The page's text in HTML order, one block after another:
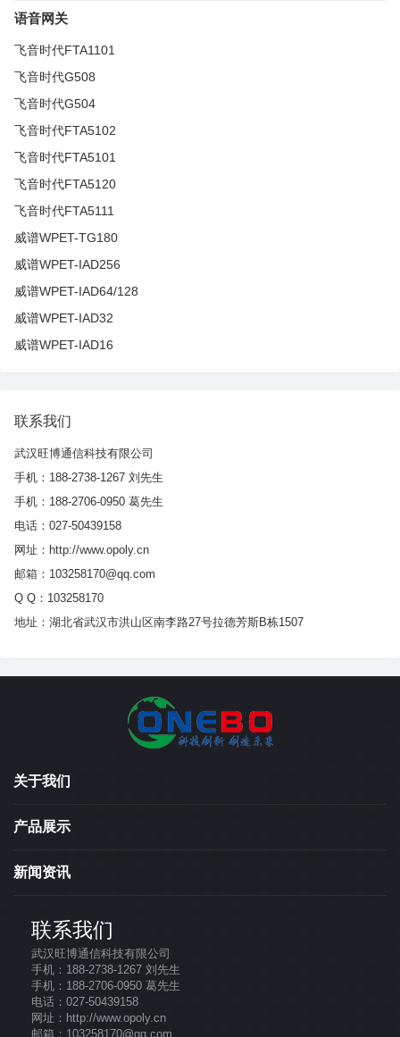
语音网关
飞音时代FTA1101
飞音时代G508
飞音时代G504
飞音时代FTA5102
飞音时代FTA5101
飞音时代FTA5120
飞音时代FTA5111
威谱WPET-TG180
威谱WPET-IAD256
威谱WPET-IAD64/128
威谱WPET-IAD32
威谱WPET-IAD16
联系我们
武汉旺博通信科技有限公司
手机：188-2738-1267 刘先生
手机：188-2706-0950 葛先生
电话：027-50439158
网址：http://www.opoly.cn
邮箱：103258170@qq.com
Q Q：103258170
地址：湖北省武汉市洪山区南李路27号拉德芳斯B栋1507
关于我们
产品展示
新闻资讯
联系我们
武汉旺博通信科技有限公司
手机：188-2738-1267 刘先生
手机：188-2706-0950 葛先生
电话：027-50439158
网址：http://www.opoly.cn
邮箱：103258170@qq.com